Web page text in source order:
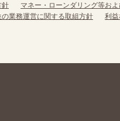
針
マネー・ローンダリング等お
業務運営に関する取組方針
利